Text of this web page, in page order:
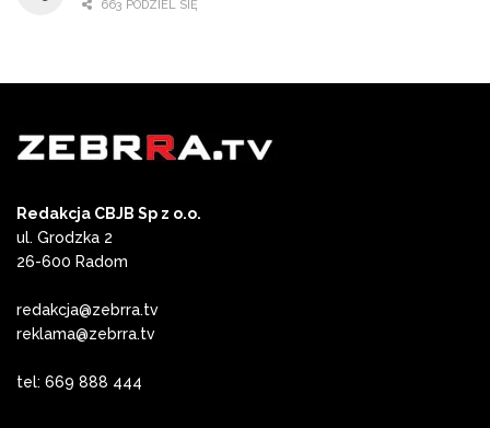
663 PODZIEL SIĘ
Redakcja CBJB Sp z o.o.
ul. Grodzka 2
26-600 Radom
redakcja@zebrra.tv
reklama@zebrra.tv
tel: 669 888 444